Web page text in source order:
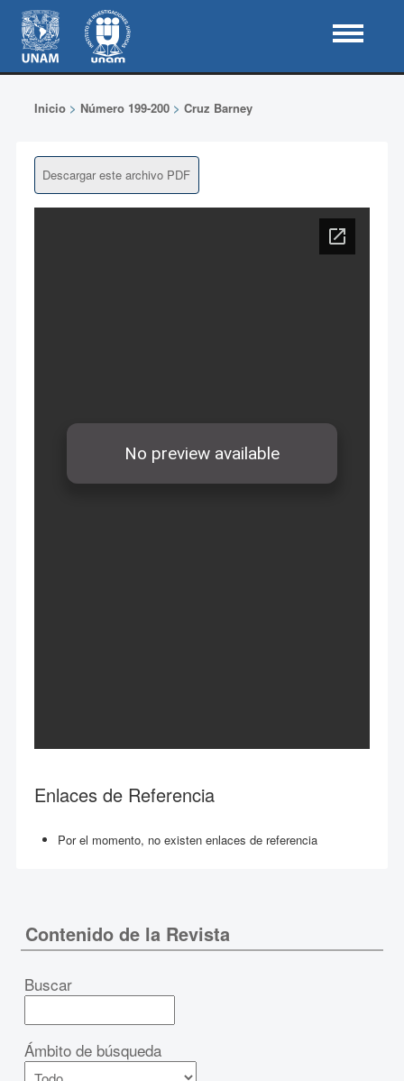
Inicio> Número 199-200> Cruz Barney
Descargar este archivo PDF
Enlaces de Referencia
Por el momento, no existen enlaces de referencia
Contenido de la Revista
Buscar
Ámbito de búsqueda